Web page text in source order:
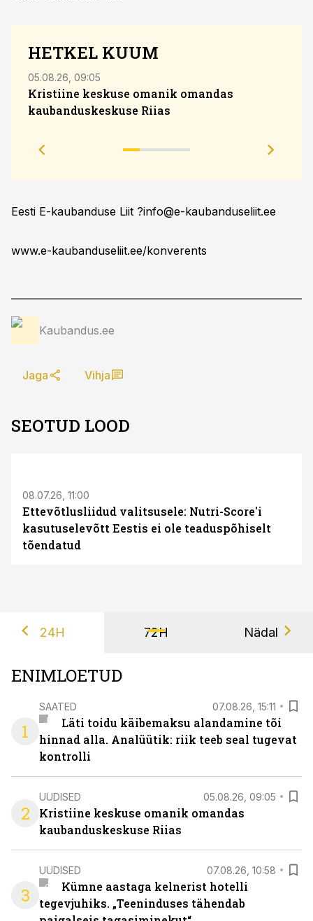
HETKEL KUUM
05.08.26, 09:05
Kristiine keskuse omanik omandas
kaubanduskeskuse Riias
Eesti E-kaubanduse Liit ?info@e-kaubanduseliit.ee
www.e-kaubanduseliit.ee/konverents
Kaubandus.ee
Jaga Vihja
SEOTUD LOOD
08.07.26, 11:00
Ettevõtlusliidud valitsusele: Nutri-Score'i
kasutuselevõtt Eestis ei ole teaduspõhiselt
tõendatud
24H 72H Nädal
ENIMLOETUD
1
SAATED 07.08.26, 15:11
Läti toidu käibemaksu alandamine tõi
hinnad alla. Analüütik: riik teeb seal tugevat
kontrolli
2
UUDISED 05.08.26, 09:05
Kristiine keskuse omanik omandas
kaubanduskeskuse Riias
3
UUDISED 07.08.26, 10:58
Kümne aastaga kelnerist hotelli
tegevjuhiks. „Teeninduses tähendab